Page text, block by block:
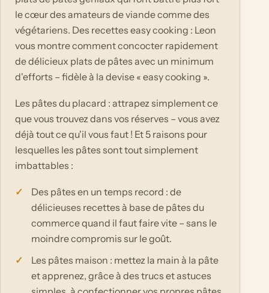
le cœur des amateurs de viande comme des
végétariens. Des recettes easy cooking : Leon
vous montre comment concocter rapidement
de délicieux plats de pâtes avec un minimum
d'efforts – fidèle à la devise « easy cooking ».
Les pâtes du placard : attrapez simplement ce
que vous trouvez dans vos réserves – vous avez
déjà tout ce qu'il vous faut ! Et 5 raisons pour
lesquelles les pâtes sont tout simplement
imbattables :
Des pâtes en un temps record : de
délicieuses recettes à base de pâtes du
commerce quand il faut faire vite – sans le
moindre compromis sur le goût.
Les pâtes maison : mettez la main à la pâte
et apprenez, grâce à des trucs et astuces